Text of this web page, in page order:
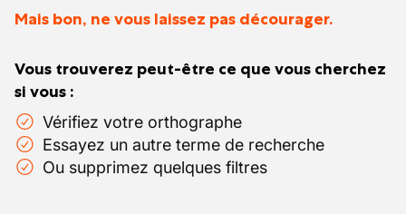
Mais bon, ne vous laissez pas décourager.
Vous trouverez peut-être ce que vous cherchez
si vous :
Vérifiez votre orthographe
Essayez un autre terme de recherche
Ou supprimez quelques filtres